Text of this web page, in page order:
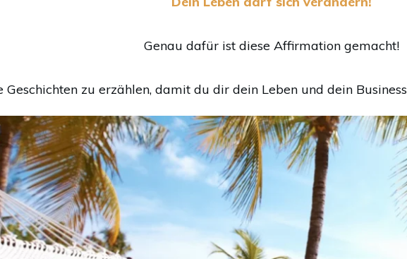
Genau dafür ist diese Affirmation gemacht!
Geschichten zu erzählen, damit du dir dein Leben und dein Business